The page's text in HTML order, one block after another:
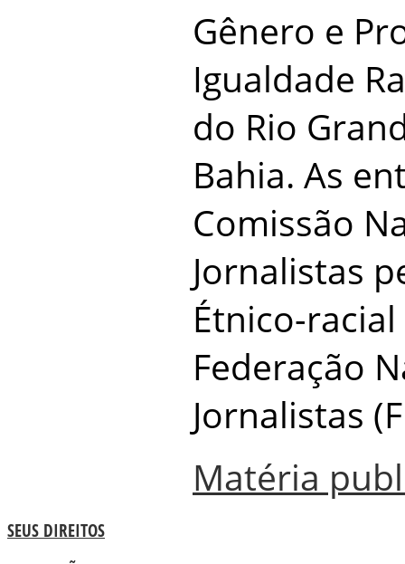
Gênero e
Igualdade
do Rio
Bahia. As
Comissão
Jornalistas
Étnico-
Federação
Jornalistas
Matéria
SEUS DIREITOS